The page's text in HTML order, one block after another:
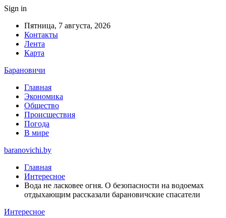
Sign in
Пятница, 7 августа, 2026
Контакты
Лента
Карта
Барановичи
Главная
Экономика
Общество
Происшествия
Погода
В мире
baranovichi.by
Главная
Интересное
Вода не ласковее огня. О безопасности на водоемах
отдыхающим рассказали барановичские спасатели
Интересное